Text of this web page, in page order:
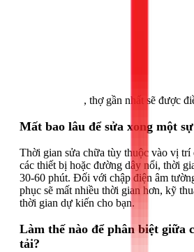
, thợ gần nhất sẽ được
Mất bao lâu để sửa xong một
Thời gian sửa chữa tùy thuộc vào vị trí
các thiết bị hoặc đường dây nổi, thời
30-60 phút. Đối với chập điện âm
phục sẽ mất nhiều thời gian hơn, kỹ
thời gian dự kiến cho bạn.
Làm thế nào để phân biệt giữa
tải?